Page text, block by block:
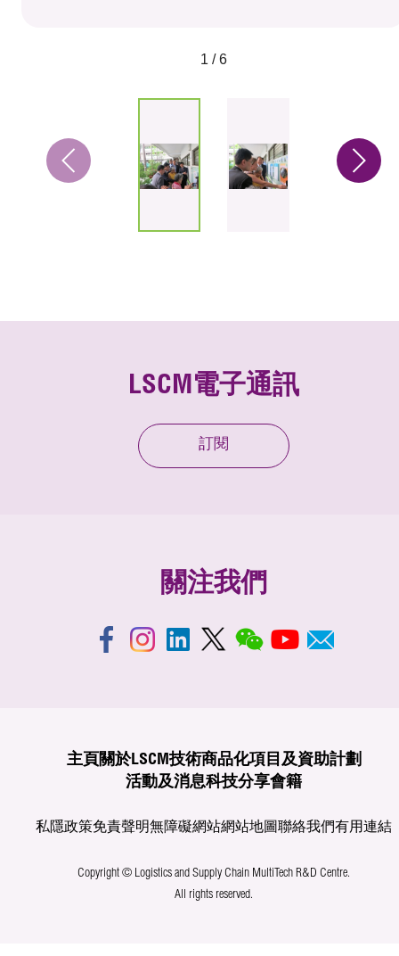
1 / 6
LSCM電子通訊
訂閱
關注我們
主頁 關於LSCM技術商品化項目及資助計劃
活動及消息科技分享會籍
私隱政策免責聲明無障礙網站網站地圖聯絡我們有用連結
Copyright © Logistics and Supply Chain MultiTech R&D Centre.
All rights reserved.